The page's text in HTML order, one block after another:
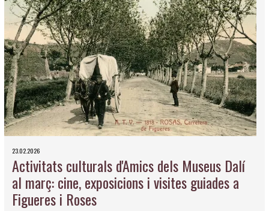
23.02.2026
Activitats culturals d'Amics dels Museus Dalí
al març: cine, exposicions i visites guiades a
Figueres i Roses